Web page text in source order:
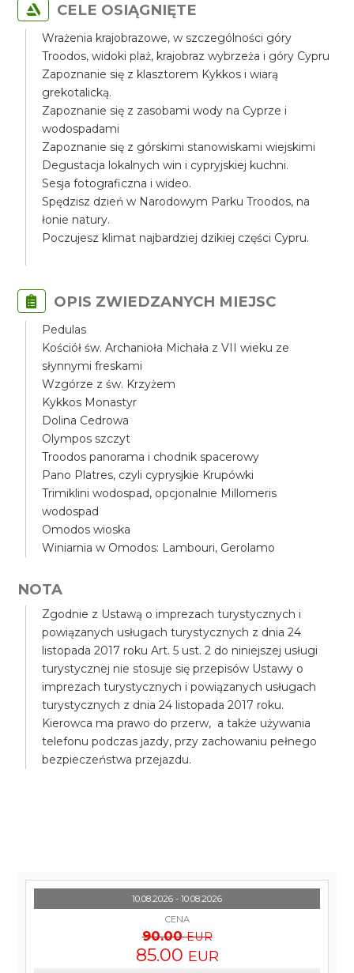
CELE OSIĄGNIĘTE
Wrażenia krajobrazowe, w szczególności góry
Troodos, widoki plaż, krajobraz wybrzeża i góry Cypru
Zapoznanie się z klasztorem Kykkos i wiarą
grekotalicką.
Zapoznanie się z zasobami wody na Cyprze i
wodospadami
Zapoznanie się z górskimi stanowiskami wiejskimi
Degustacja lokalnych win i cypryjskiej kuchni.
Sesja fotograficzna i wideo.
Spędzisz dzień w Narodowym Parku Troodos, na
łonie natury.
Poczujesz klimat najbardziej dzikiej części Cypru.
OPIS ZWIEDZANYCH MIEJSC
Pedulas
Kościół św. Archanioła Michała z VII wieku ze
słynnymi freskami
Wzgórze z św. Krzyżem
Kykkos Monastyr
Dolina Cedrowa
Olympos szczyt
Troodos panorama i chodnik spacerowy
Pano Platres, czyli cyprysjkie Krupówki
Trimiklini wodospad, opcjonalnie Millomeris
wodospad
Omodos wioska
Winiarnia w Omodos: Lambouri, Gerolamo
NOTA
Zgodnie z Ustawą o imprezach turystycznych i
powiązanych usługach turystycznych z dnia 24
listopada 2017 roku Art. 5 ust. 2 do niniejszej usługi
turystycznej nie stosuje się przepisów Ustawy o
imprezach turystycznych i powiązanych usługach
turystycznych z dnia 24 listopada 2017 roku.
Kierowca ma prawo do przerw, a także używania
telefonu podczas jazdy, przy zachowaniu pełnego
bezpieczeństwa przejazdu.
10.08.2026 - 10.08.2026
CENA
90.00 EUR
85.00 EUR